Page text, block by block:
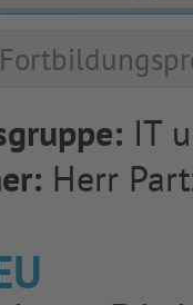
IT
Herr